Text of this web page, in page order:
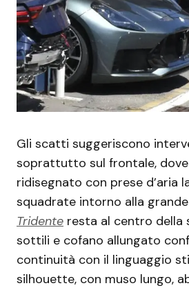
Gli scatti suggeriscono
soprattutto sul frontale,
ridisegnato con prese d’aria
squadrate intorno alla
Tridente resta al centro della
sottili e cofano allungato
continuità con il linguaggio
silhouette, con muso lungo,